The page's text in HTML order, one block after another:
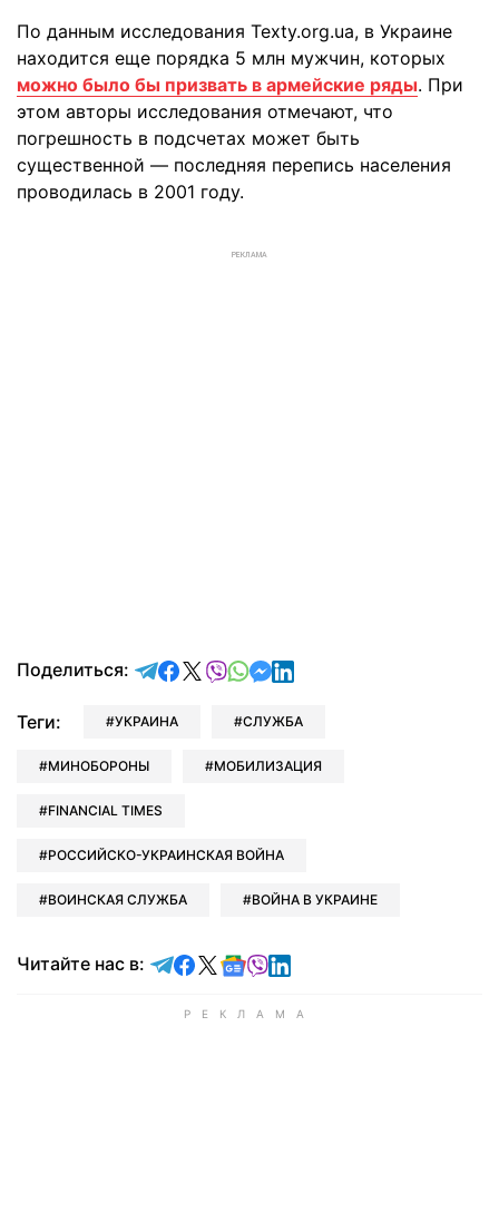
По данным исследования Texty.org.ua, в Украине
находится еще порядка 5 млн мужчин, которых
можно было бы призвать в армейские ряды. При
этом авторы исследования отмечают, что
погрешность в подсчетах может быть
существенной — последняя перепись населения
проводилась в 2001 году.
РЕКЛАМА
Поделиться: отправить в Telegram
поделиться в Facebook
поделиться в X
отправить в Viber
отправить в Whatsapp
отправить в Messenger
отправить в LinkedIn
Теги: УКРАИНА СЛУЖБА
МИНОБОРОНЫ МОБИЛИЗАЦИЯ
FINANCIAL TIMES
РОССИЙСКО-УКРАИНСКАЯ ВОЙНА
ВОИНСКАЯ СЛУЖБА ВОЙНА В УКРАИНЕ
Читайте нас в: Читайте в Telegram
Читайте в Facebook
Читайте в X
Читайте в Google news
Читайте в Viber
Читайте в LinkedIn